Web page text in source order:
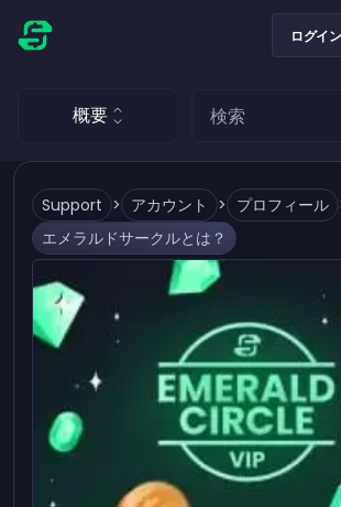
ログイン
概要
Support > アカウント > プロフィール
エメラルドサークルとは？